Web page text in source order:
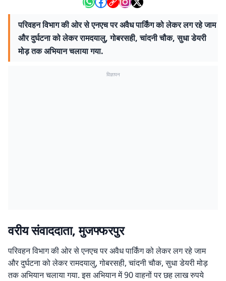
परिवहन विभाग की ओर से एनएच पर अवैध पार्किंग को लेकर लग रहे जाम
और दुर्घटना को लेकर रामदयालु, गोबरसही, चांदनी चौक, सुधा डेयरी
मोड़ तक अभियान चलाया गया.
विज्ञापन
वरीय संवाददाता, मुजफ्फरपुर
परिवहन विभाग की ओर से एनएच पर अवैध पार्किंग को लेकर लग रहे जाम
और दुर्घटना को लेकर रामदयालु, गोबरसही, चांदनी चौक, सुधा डेयरी मोड़
तक अभियान चलाया गया. इस अभियान में 90 वाहनों पर छह लाख रुपये